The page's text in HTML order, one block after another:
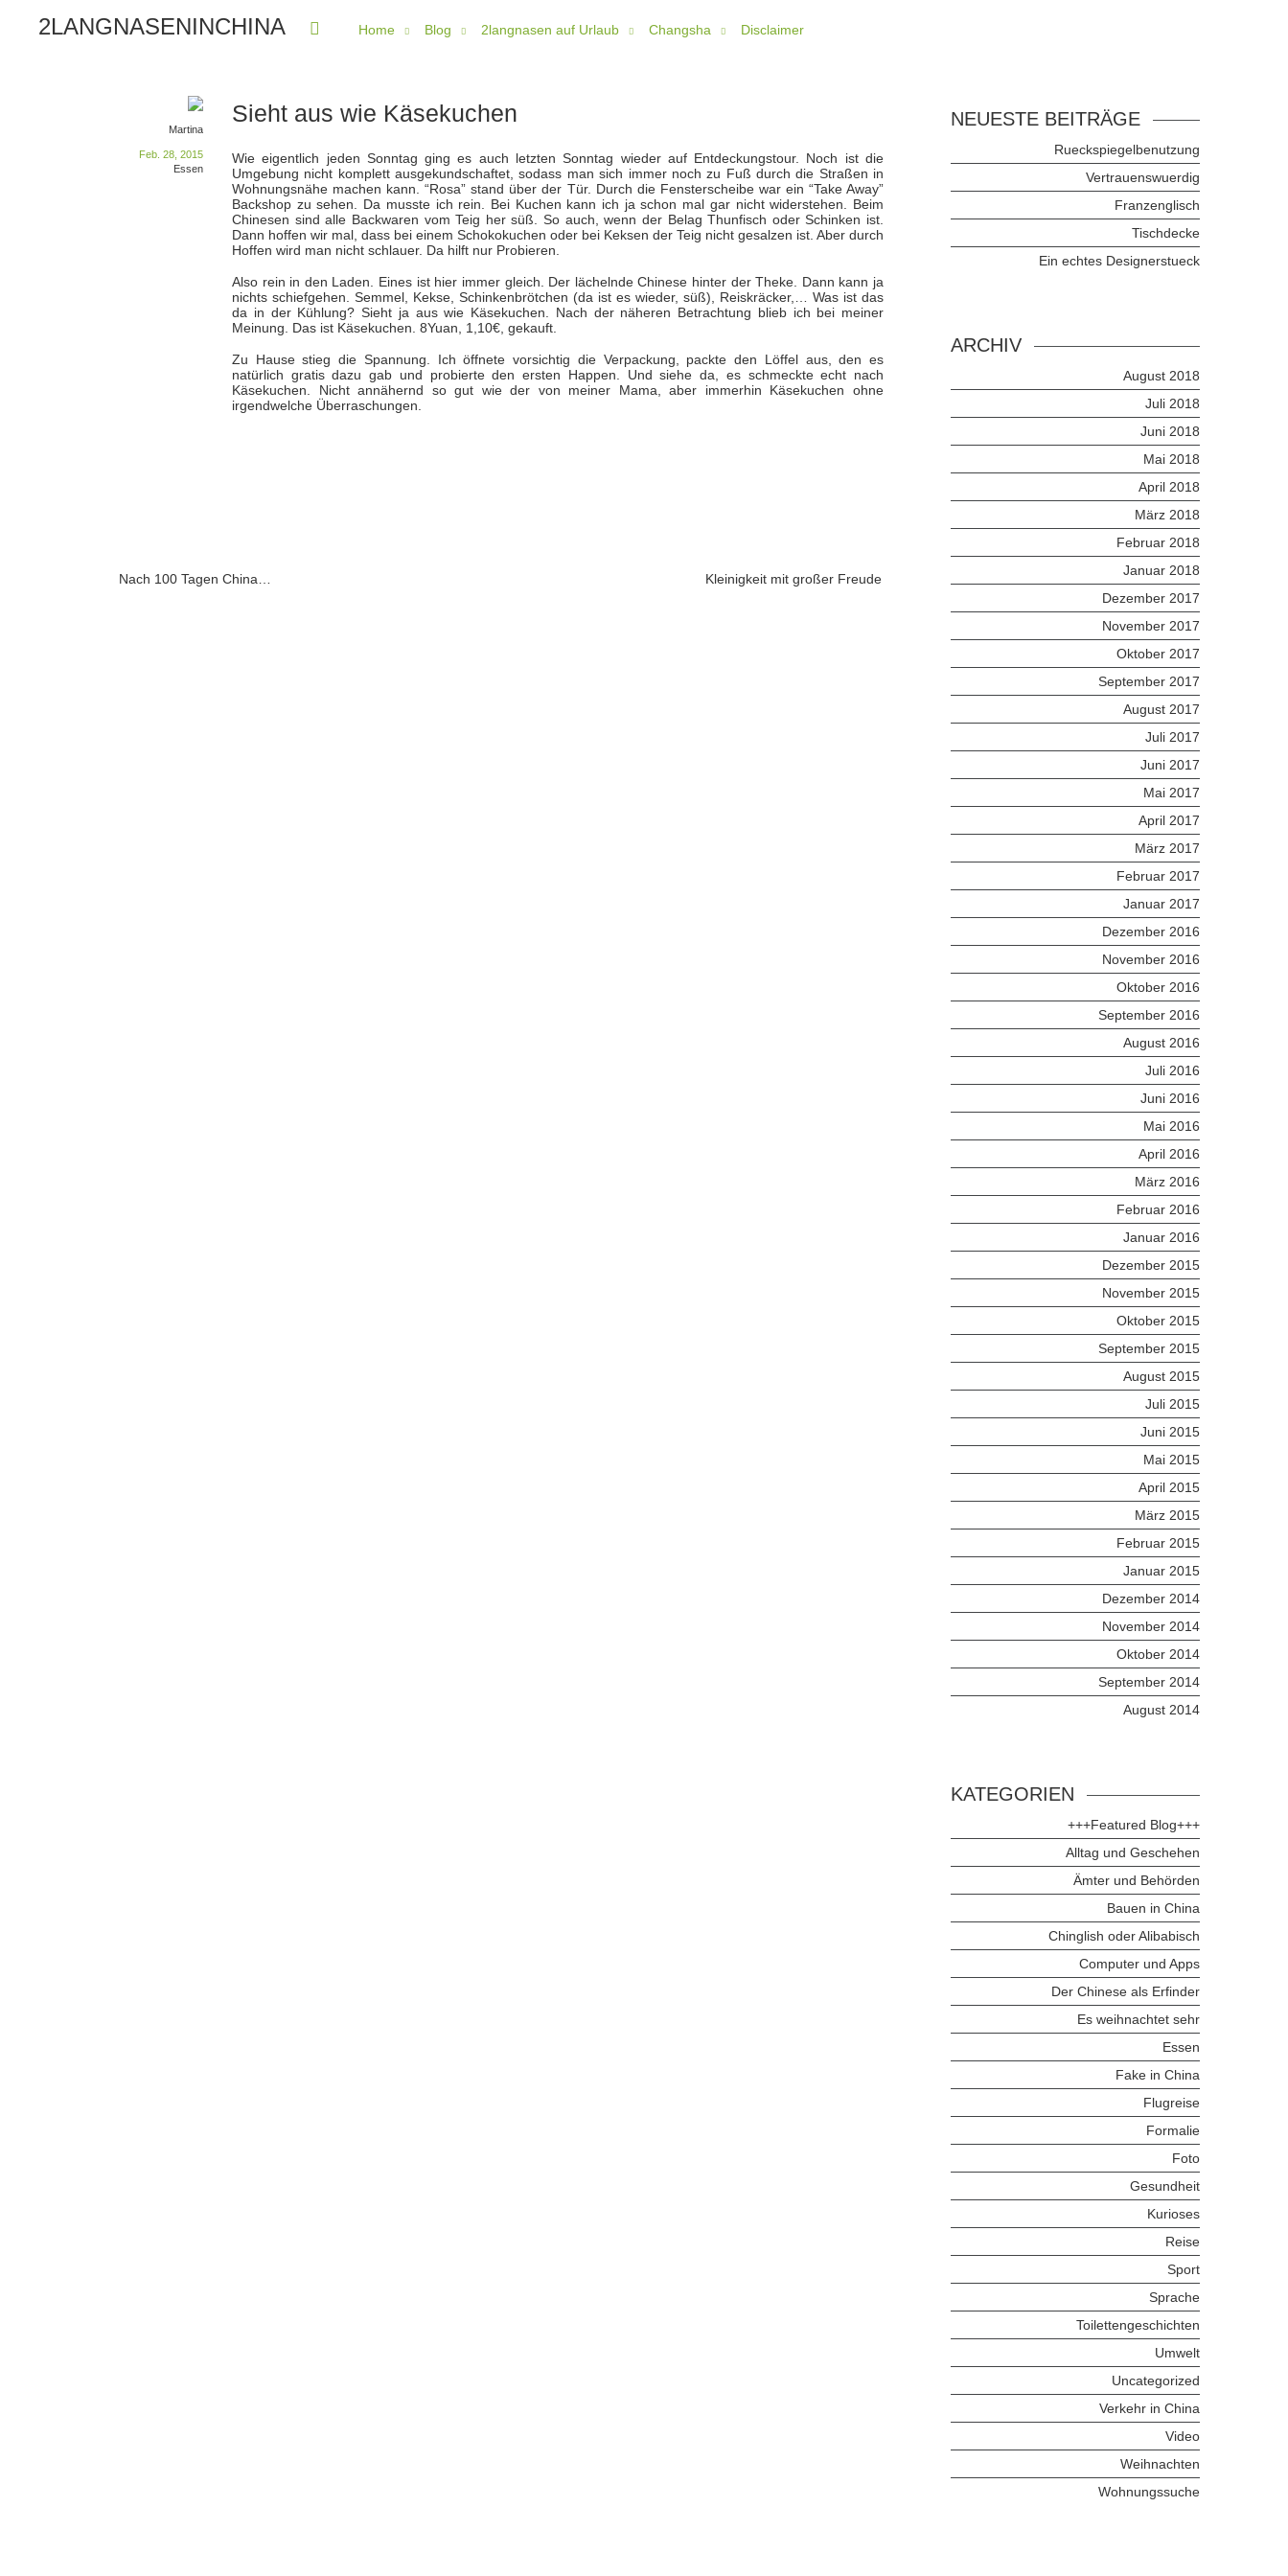
2LANGNASENINCHINA Home Blog 2langnasen auf Urlaub Changsha Disclaimer
Sieht aus wie Käsekuchen
Martina
Feb. 28, 2015
Essen
Wie eigentlich jeden Sonntag ging es auch letzten Sonntag wieder auf Entdeckungstour. Noch ist die
Umgebung nicht komplett ausgekundschaftet, sodass man sich immer noch zu Fuß durch die Straßen in
Wohnungsnähe machen kann. “Rosa” stand über der Tür. Durch die Fensterscheibe war ein “Take Away”
Backshop zu sehen. Da musste ich rein. Bei Kuchen kann ich ja schon mal gar nicht widerstehen. Beim
Chinesen sind alle Backwaren vom Teig her süß. So auch, wenn der Belag Thunfisch oder Schinken ist.
Dann hoffen wir mal, dass bei einem Schokokuchen oder bei Keksen der Teig nicht gesalzen ist. Aber durch
Hoffen wird man nicht schlauer. Da hilft nur Probieren.
Also rein in den Laden. Eines ist hier immer gleich. Der lächelnde Chinese hinter der Theke. Dann kann ja
nichts schiefgehen. Semmel, Kekse, Schinkenbrötchen (da ist es wieder, süß), Reiskräcker,… Was ist das
da in der Kühlung? Sieht ja aus wie Käsekuchen. Nach der näheren Betrachtung blieb ich bei meiner
Meinung. Das ist Käsekuchen. 8Yuan, 1,10€, gekauft.
Zu Hause stieg die Spannung. Ich öffnete vorsichtig die Verpackung, packte den Löffel aus, den es
natürlich gratis dazu gab und probierte den ersten Happen. Und siehe da, es schmeckte echt nach
Käsekuchen. Nicht annähernd so gut wie der von meiner Mama, aber immerhin Käsekuchen ohne
irgendwelche Überraschungen.
Nach 100 Tagen China… Kleinigkeit mit großer Freude
NEUESTE BEITRÄGE
Rueckspiegelbenutzung
Vertrauenswuerdig
Franzenglisch
Tischdecke
Ein echtes Designerstueck
ARCHIV
August 2018
Juli 2018
Juni 2018
Mai 2018
April 2018
März 2018
Februar 2018
Januar 2018
Dezember 2017
November 2017
Oktober 2017
September 2017
August 2017
Juli 2017
Juni 2017
Mai 2017
April 2017
März 2017
Februar 2017
Januar 2017
Dezember 2016
November 2016
Oktober 2016
September 2016
August 2016
Juli 2016
Juni 2016
Mai 2016
April 2016
März 2016
Februar 2016
Januar 2016
Dezember 2015
November 2015
Oktober 2015
September 2015
August 2015
Juli 2015
Juni 2015
Mai 2015
April 2015
März 2015
Februar 2015
Januar 2015
Dezember 2014
November 2014
Oktober 2014
September 2014
August 2014
KATEGORIEN
+++Featured Blog+++
Alltag und Geschehen
Ämter und Behörden
Bauen in China
Chinglish oder Alibabisch
Computer und Apps
Der Chinese als Erfinder
Es weihnachtet sehr
Essen
Fake in China
Flugreise
Formalie
Foto
Gesundheit
Kurioses
Reise
Sport
Sprache
Toilettengeschichten
Umwelt
Uncategorized
Verkehr in China
Video
Weihnachten
Wohnungssuche